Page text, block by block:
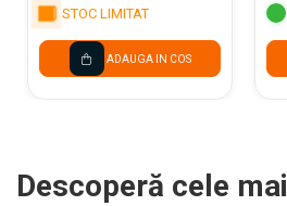
STOC LIMITAT
ADAUGA IN COS
Descoperă cele mai